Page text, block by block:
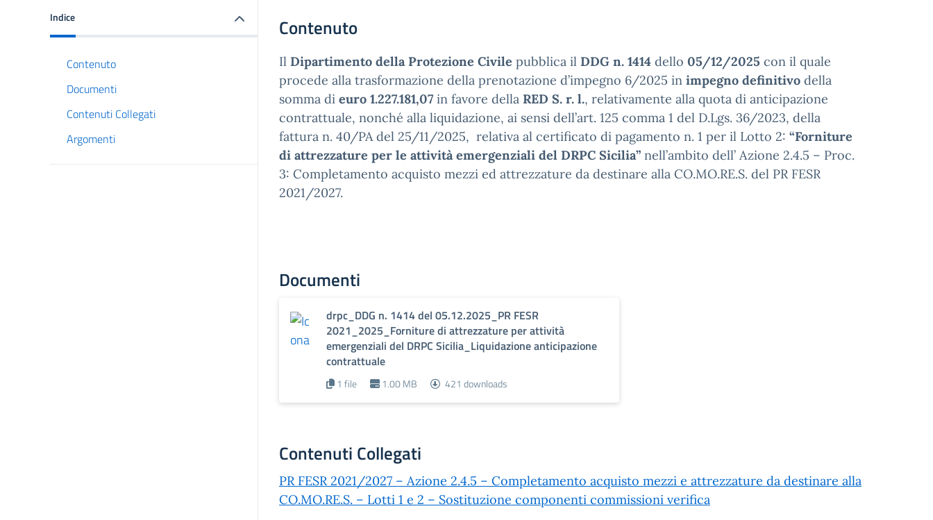
Indice
Contenuto
Documenti
Contenuti Collegati
Argomenti
Contenuto
Il Dipartimento della Protezione Civile pubblica il DDG n. 1414 dello 05/12/2025 con il quale
procede alla trasformazione della prenotazione d’impegno 6/2025 in impegno definitivo della
somma di euro 1.227.181,07 in favore della RED S. r. l., relativamente alla quota di anticipazione
contrattuale, nonché alla liquidazione, ai sensi dell’art. 125 comma 1 del D.Lgs. 36/2023, della
fattura n. 40/PA del 25/11/2025, relativa al certificato di pagamento n. 1 per il Lotto 2: “Forniture
di attrezzature per le attività emergenziali del DRPC Sicilia” nell’ambito dell’ Azione 2.4.5 – Proc.
3: Completamento acquisto mezzi ed attrezzature da destinare alla CO.MO.RE.S. del PR FESR
2021/2027.
Documenti
drpc_DDG n. 1414 del 05.12.2025_PR FESR
2021_2025_Forniture di attrezzature per attività
emergenziali del DRPC Sicilia_Liquidazione anticipazione
contrattuale
1 file 1.00 MB 421 downloads
Contenuti Collegati
PR FESR 2021/2027 – Azione 2.4.5 – Completamento acquisto mezzi e attrezzature da destinare alla
CO.MO.RE.S. – Lotti 1 e 2 – Sostituzione componenti commissioni verifica